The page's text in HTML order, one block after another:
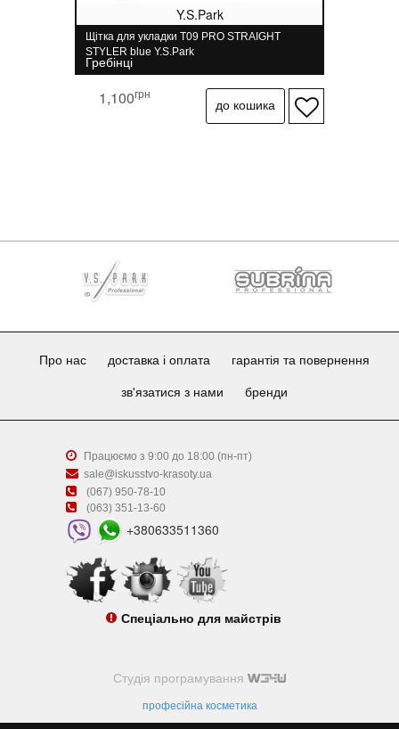
Y.S.Park
Щітка для укладки T09 PRO STRAIGHT
STYLER blue Y.S.Park
Гребінці
1,100грн
Про нас доставка і оплата гарантія та повернення
зв'язатися з нами бренди
Працюємо з 9:00 до 18:00 (пн-пт)
sale@iskusstvo-krasoty.ua
(067) 950-78-10
(063) 351-13-60
+380633511360
Спеціально для майстрів
Студія програмування
професійна косметика